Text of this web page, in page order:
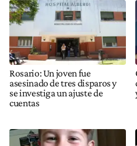
Rosario: Un joven fue
asesinado de tres disparos y
se investiga un ajuste de
cuentas